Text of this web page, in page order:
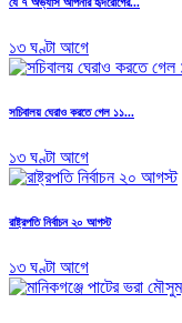
১৩ ঘণ্টা আগে
সচিবালয় ঘেরাও করতে গেল ১১...
১৩ ঘণ্টা আগে
রাষ্ট্রপতি নির্বাচন ২০ আগস্ট
১৩ ঘণ্টা আগে